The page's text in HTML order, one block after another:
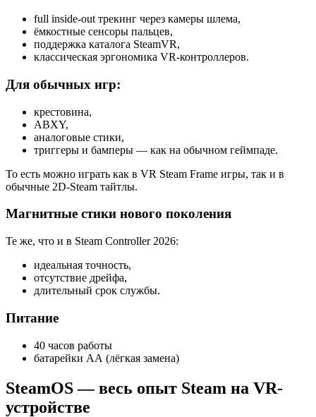
full inside-out трекинг через камеры шлема,
ёмкостные сенсоры пальцев,
поддержка каталога SteamVR,
классическая эргономика VR-контроллеров.
Для обычных игр:
крестовина,
ABXY,
аналоговые стики,
триггеры и бамперы — как на обычном геймпаде.
То есть можно играть как в VR Steam Frame игры, так и в
обычные 2D-Steam тайтлы.
Магнитные стики нового поколения
Те же, что и в Steam Controller 2026:
идеальная точность,
отсутствие дрейфа,
длительный срок службы.
Питание
40 часов работы
батарейки АА (лёгкая замена)
SteamOS — весь опыт Steam на VR-
устройстве